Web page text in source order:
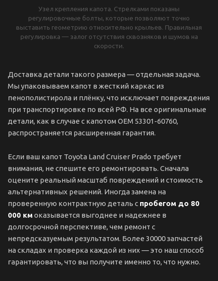
Узел крепления капота. Стрелками показаны
регулировочные болты, которые позволяют точно
выставить геометрию относительно крыльев. Правильная
регулировка — залог отсутствия сквозняков и шумов на
скорости.
Доставка детали такого размера — отдельная задача.
Мы упаковываем капот в жесткий каркас из
пенополистирола и плёнку, что исключает повреждения
при транспортировке по всей РФ. На все оригинальные
детали, как в случае с капотом OEM 53301-60760,
распространяется расширенная гарантия.
Если ваш капот Toyota Land Cruiser Prado требует
внимания, не спешите его ремонтировать. Сначала
оцените реальный масштаб повреждений и стоимость
альтернативных решений. Иногда замена на
проверенную контрактную деталь с пробегом до 80
000 кмоказывается выгоднее и надежнее в
долгосрочной перспективе, чем ремонт с
непредсказуемым результатом. Более 30000 запчастей
на складах и проверка каждой из них — это наш способ
гарантировать, что вы получите именно то, что нужно.